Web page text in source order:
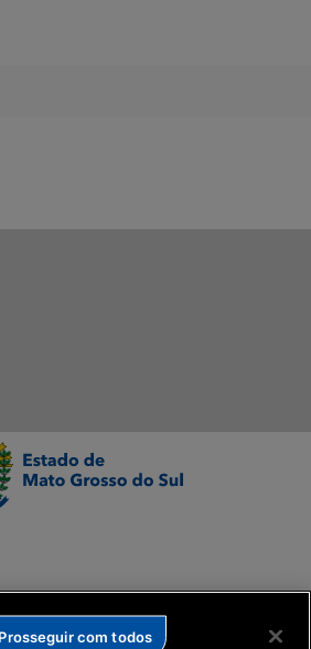
Prosseguir com todos